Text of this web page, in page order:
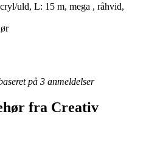
uld, L: 15 m, mega , råhvid,
på 3 anmeldelser
fra Creativ